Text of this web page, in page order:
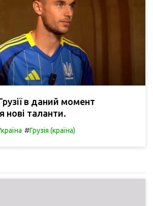
в даний момент
нові таланти.
#Грузія (країна)